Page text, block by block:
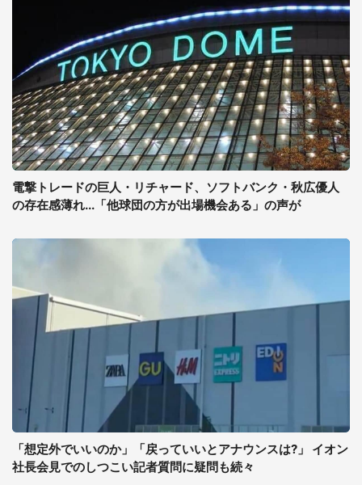
電撃トレードの巨人・リチャード、ソフトバンク・秋広優人
の存在感薄れ...「他球団の方が出場機会ある」の声が
「想定外でいいのか」「戻っていいとアナウンスは?」 イオン
社長会見でのしつこい記者質問に疑問も続々